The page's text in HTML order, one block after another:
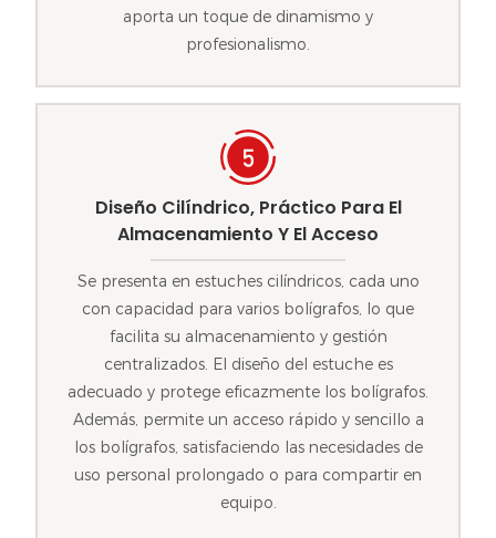
aporta un toque de dinamismo y
profesionalismo.
Diseño Cilíndrico, Práctico Para El
Almacenamiento Y El Acceso
Se presenta en estuches cilíndricos, cada uno
con capacidad para varios bolígrafos, lo que
facilita su almacenamiento y gestión
centralizados. El diseño del estuche es
adecuado y protege eficazmente los bolígrafos.
Además, permite un acceso rápido y sencillo a
los bolígrafos, satisfaciendo las necesidades de
uso personal prolongado o para compartir en
equipo.